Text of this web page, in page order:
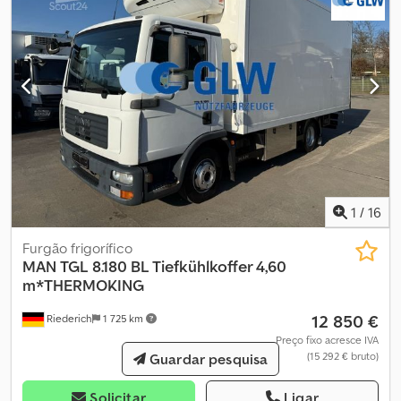
1 / 16
Riederich 1 725 km
Furgão frigorífico
MAN TGL 8.180 BL Tiefkühlkoffer 4,60
m*THERMOKING
12 850 €
Preço fixo acresce IVA
(15 292 € bruto)
Guardar pesquisa